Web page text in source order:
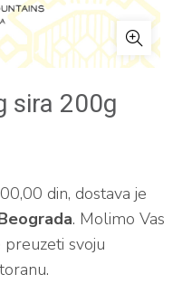
sira 200g
din, dostava je
. Molimo Vas
svoju